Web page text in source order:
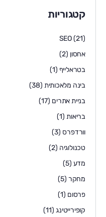
קטגוריות
SEO(21)
אחסון (2)
בטראלייף (1)
בינה מלאכותית (38)
בניית אתרים (17)
בריאות(1)
וורדפרס (3)
טכנולוגיה (2)
מדע (5)
מחקר (5)
פרסום (1)
קופירייטינג(11)